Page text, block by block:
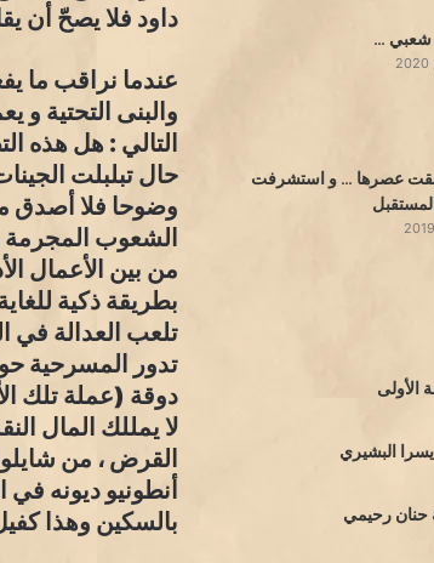
داود فلا يصحّ أن
عندما نراقب ما
والبنى التحتية
التالي : هل هذه
حال تبلبلت
وضوحا فلا أصدق
الشعوب المجرمة
من بين الأعمال
بطريقة ذكية
تلعب العدالة في
دوقة (عملة تلك
لا يمللك المال
القرض ، من
أنطونيو ديونه
بالسكين وهذا
…
عصرها … و استشرفت
الأولى
يسرا البشيري
حنان رحيمي